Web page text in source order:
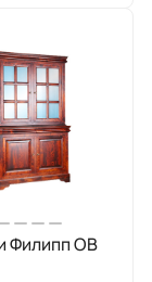
Филипп ОВ